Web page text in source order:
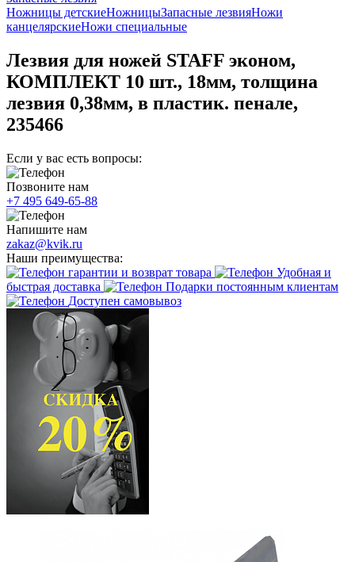
Ножницы детскиеНожницыЗапасные лезвияНожи
канцелярскиеНожи специальные
Лезвия для ножей STAFF эконом,
КОМПЛЕКТ 10 шт., 18мм, толщина
лезвия 0,38мм, в пластик. пенале,
235466
Если у вас есть вопросы:
Позвоните нам
+7 495 649-65-88
Напишите нам
zakaz@kvik.ru
Наши преимущества:
гарантии и возврат товара
Удобная и
быстрая доставка
Подарки постоянным клиентам
Доступен самовывоз